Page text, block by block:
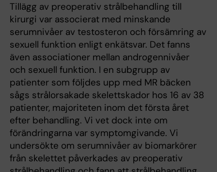
Tillägg av preoperativ strålbehandling till
kirurgi var associerat med minskande
serumnivåer av testosteron och försämring av
sexuell funktion enligt enkätsvar. Det fanns
även associationer mellan androgennivåer
och sexuell funktion. I en subgrupp av
patienter som följdes upp med MR bäcken
sågs strålorsakade skelettskador hos 16 av 38
patienter, majoriteten inom det första året
efter behandling. Vi vet dock inte om
förändringarna var symptomgivande. Vi
undersökte om serumnivåer av biomarkörer
från skelettet påverkades av preoperativ